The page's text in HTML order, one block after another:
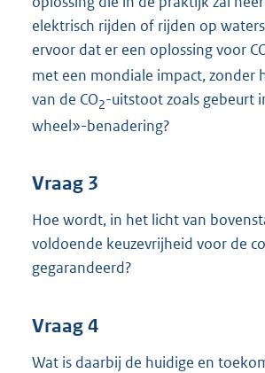
elektrisch rijden of rijden op
ervoor dat er een oplossing voor
met een mondiale impact, zonder
van de CO2-uitstoot zoals gebeurt
wheel»-benadering?
Vraag 3
Hoe wordt, in het licht van
voldoende keuzevrijheid voor de
gegarandeerd?
Vraag 4
Wat is daarbij de huidige en